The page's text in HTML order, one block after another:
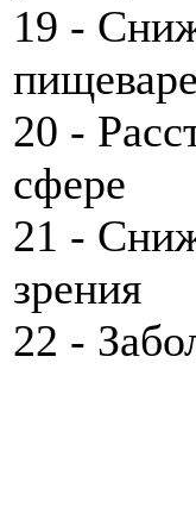
19 -
20 -
сфере
21 -
зрения
22 -